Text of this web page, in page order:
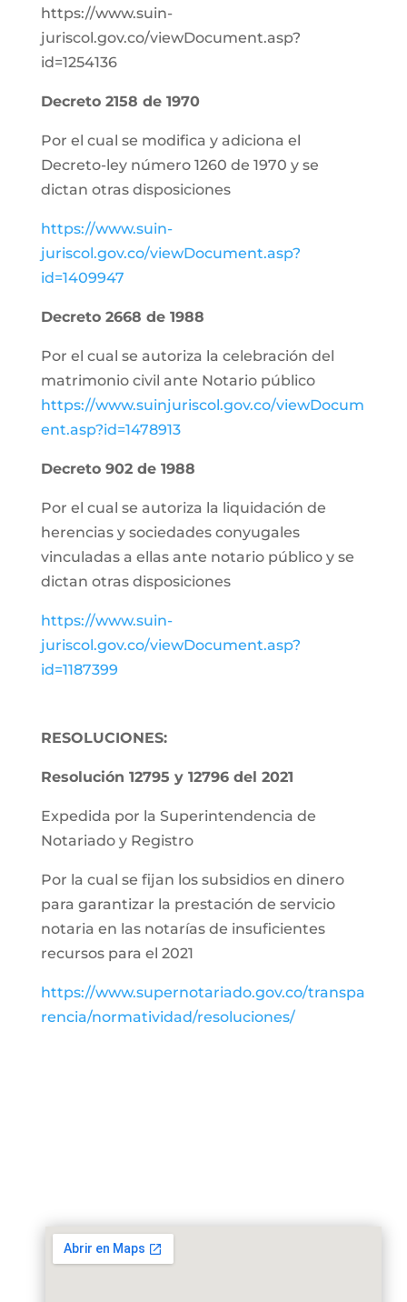
https://www.suin-
juriscol.gov.co/viewDocument.asp?
id=1254136
Decreto 2158 de 1970
Por el cual se modifica y adiciona el
Decreto-ley número 1260 de 1970 y se
dictan otras disposiciones
https://www.suin-
juriscol.gov.co/viewDocument.asp?
id=1409947
Decreto 2668 de 1988
Por el cual se autoriza la celebración del
matrimonio civil ante Notario público
https://www.suinjuriscol.gov.co/viewDocum
ent.asp?id=1478913
Decreto 902 de 1988
Por el cual se autoriza la liquidación de
herencias y sociedades conyugales
vinculadas a ellas ante notario público y se
dictan otras disposiciones
https://www.suin-
juriscol.gov.co/viewDocument.asp?
id=1187399
RESOLUCIONES:
Resolución 12795 y 12796 del 2021
Expedida por la Superintendencia de
Notariado y Registro
Por la cual se fijan los subsidios en dinero
para garantizar la prestación de servicio
notaria en las notarías de insuficientes
recursos para el 2021
https://www.supernotariado.gov.co/transpa
rencia/normatividad/resoluciones/